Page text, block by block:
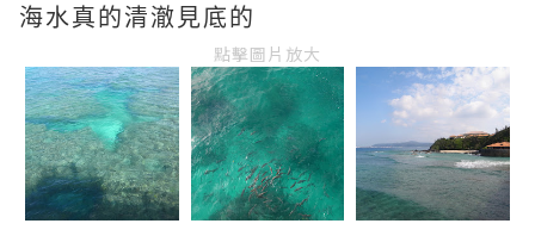
海水真的清澈見底的
點擊圖片放大